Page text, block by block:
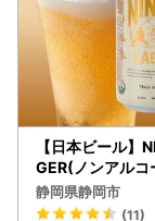
【日本ビール】
GER(ノンアルコ
ル)350ml×24缶
認証済み◆
静岡県静岡市
(11)